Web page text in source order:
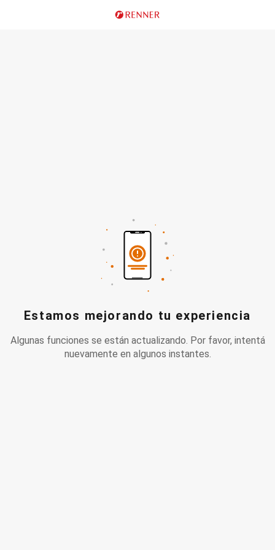
Estamos mejorando tu experiencia
Algunas funciones se están actualizando. Por favor, intentá
nuevamente en algunos instantes.